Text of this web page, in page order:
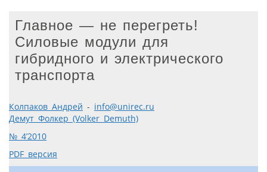
Главное — не перегреть!
Силовые модули для
гибридного и электрического
транспорта
Колпаков Андрей - info@unirec.ru
Демут Фолкер (Volker Demuth)
№ 4’2010
PDF версия